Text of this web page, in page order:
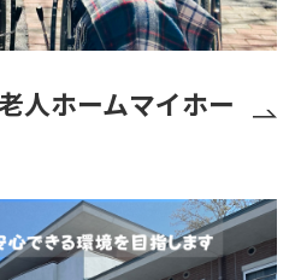
人ホームマイホー